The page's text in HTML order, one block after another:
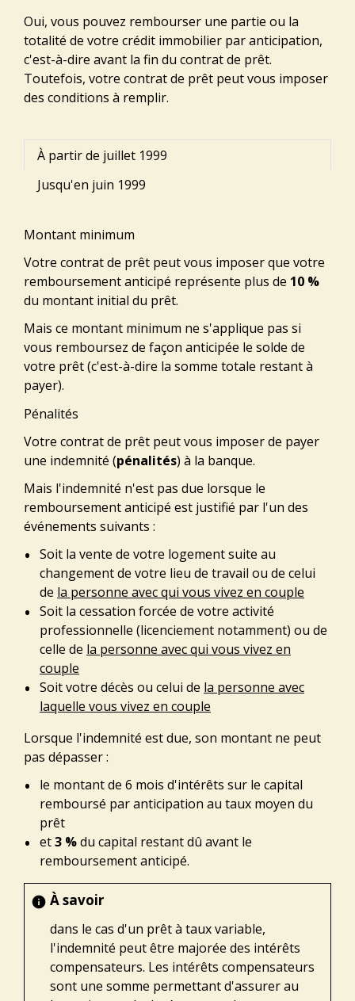
Oui, vous pouvez rembourser une partie ou la
totalité de votre crédit immobilier par anticipation,
c'est-à-dire avant la fin du contrat de prêt.
Toutefois, votre contrat de prêt peut vous imposer
des conditions à remplir.
À partir de juillet 1999
Jusqu'en juin 1999
Montant minimum
Votre contrat de prêt peut vous imposer que votre
remboursement anticipé représente plus de 10 %
du montant initial du prêt.
Mais ce montant minimum ne s'applique pas si
vous remboursez de façon anticipée le solde de
votre prêt (c'est-à-dire la somme totale restant à
payer).
Pénalités
Votre contrat de prêt peut vous imposer de payer
une indemnité (pénalités) à la banque.
Mais l'indemnité n'est pas due lorsque le
remboursement anticipé est justifié par l'un des
événements suivants :
Soit la vente de votre logement suite au
changement de votre lieu de travail ou de celui
de la personne avec qui vous vivez en couple
Soit la cessation forcée de votre activité
professionnelle (licenciement notamment) ou de
celle de la personne avec qui vous vivez en
couple
Soit votre décès ou celui de la personne avec
laquelle vous vivez en couple
Lorsque l'indemnité est due, son montant ne peut
pas dépasser :
le montant de 6 mois d'intérêts sur le capital
remboursé par anticipation au taux moyen du
prêt
et3 %du capital restant dû avant le
remboursement anticipé.
info À savoir
dans le cas d'un prêt à taux variable,
l'indemnité peut être majorée des intérêts
compensateurs. Les intérêts compensateurs
sont une somme permettant d'assurer au